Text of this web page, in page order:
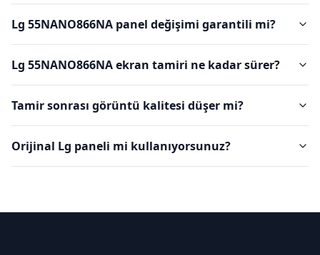
Lg 55NANO866NA panel değişimi garantili mi?
Lg 55NANO866NA ekran tamiri ne kadar sürer?
Tamir sonrası görüntü kalitesi düşer mi?
Orijinal Lg paneli mi kullanıyorsunuz?